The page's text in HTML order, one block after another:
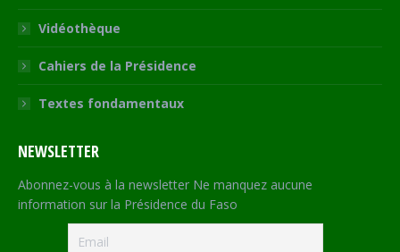
Vidéothèque
Cahiers de la Présidence
Textes fondamentaux
NEWSLETTER
Abonnez-vous à la newsletter Ne manquez aucune
information sur la Présidence du Faso